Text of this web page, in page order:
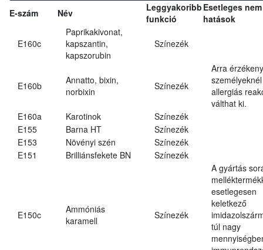
E-szám Név
Leggyakoribb
funkció
Esetleges
hatások
E160c
Paprikakivonat,
kapszantin,
kapszorubin
Színezék
E160b
Annatto, bixin,
norbixin
Színezék
Arra érzékeny
személyeknél
allergiás
válthat ki.
E160a
Karotinok
Színezék
E155
Barna HT
Színezék
E153
Növényi szén
Színezék
E151
Brilliánsfekete BN Színezék
E150c
Ammóniás
karamell
Színezék
A gyártás
esetlegesen
keletkező
túl nagy